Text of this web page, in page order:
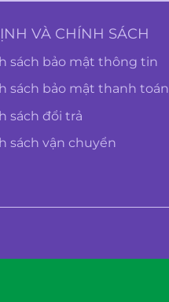
VÀ CHÍNH SÁCH
sách bảo mật thông tin
sách bảo mật thanh toán
sách đổi trả
sách vận chuyển